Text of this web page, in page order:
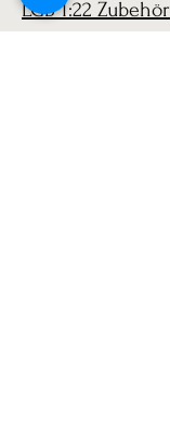
LGB 1:22 Zubehör